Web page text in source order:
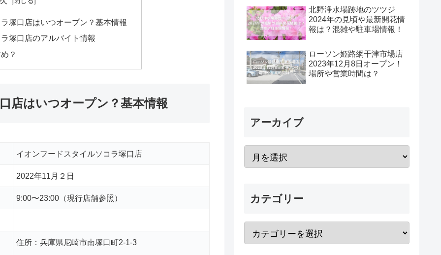
塚口店はいつオープン？基本情報
塚口店のアルバイト情報
？
店はいつオープン？基本情報
イオンフードスタイルソコラ塚口店
2022年11月２日
9:00〜23:00（現行店舗参照）
住所：兵庫県尼崎市南塚口町2-1-3
北野浄水場跡地のツツジ
2024年の見頃や最新開花情
報は？混雑や駐車場情報！
ローソン姫路網干津市場店
2023年12月8日オープン！
場所や営業時間は？
アーカイブ
カテゴリー